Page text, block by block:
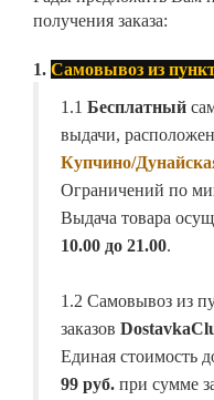
получения заказа:
1. Самовывоз из
1.1 Бесплатный
выдачи,
Купчино/
Ограничений по
Выдача товара
10.00 до 21.00.
1.2 Самовывоз из
заказов
Единая стоимость
99 руб. при сумме